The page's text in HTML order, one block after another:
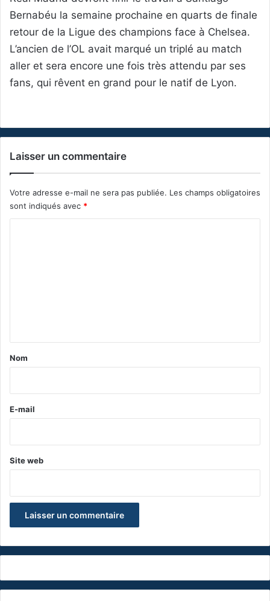
Bernabéu la semaine prochaine en quarts de finale
retour de la Ligue des champions face à Chelsea.
L’ancien de l’OL avait marqué un triplé au match
aller et sera encore une fois très attendu par ses
fans, qui rêvent en grand pour le natif de Lyon.
Laisser un commentaire
Votre adresse e-mail ne sera pas publiée. Les champs obligatoires
sont indiqués avec *
a
e
Nom
E-mail
Site web